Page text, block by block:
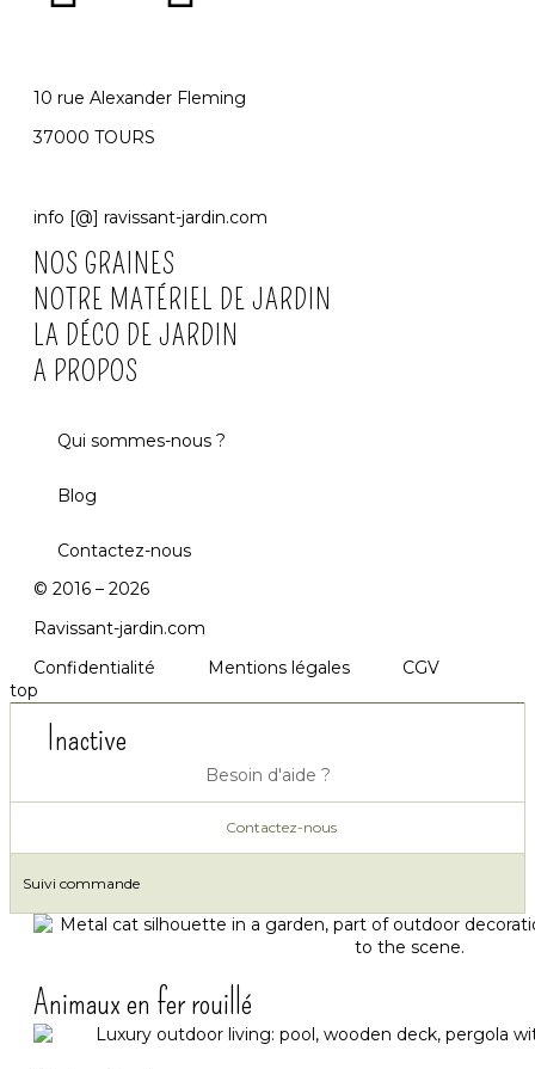
10 rue Alexander Fleming
37000 TOURS
info [@] ravissant-jardin.com
NOS GRAINES
NOTRE MATÉRIEL DE JARDIN
LA DÉCO DE JARDIN
A PROPOS
Qui sommes-nous ?
Blog
Contactez-nous
© 2016 – 2026
Ravissant-jardin.com
Confidentialité
Mentions légales
CGV
top
Inactive
Besoin d'aide ?
Contactez-nous
Suivi commande
Animaux en fer rouillé